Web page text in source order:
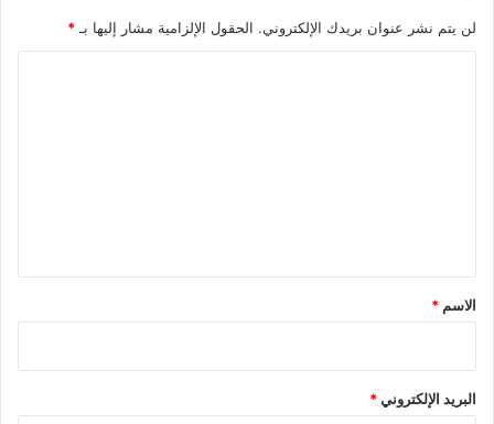
لن يتم نشر عنوان بريدك الإلكتروني. الحقول الإلزامية مشار إليها بـ *
*
الاسم *
البريد الإلكتروني*